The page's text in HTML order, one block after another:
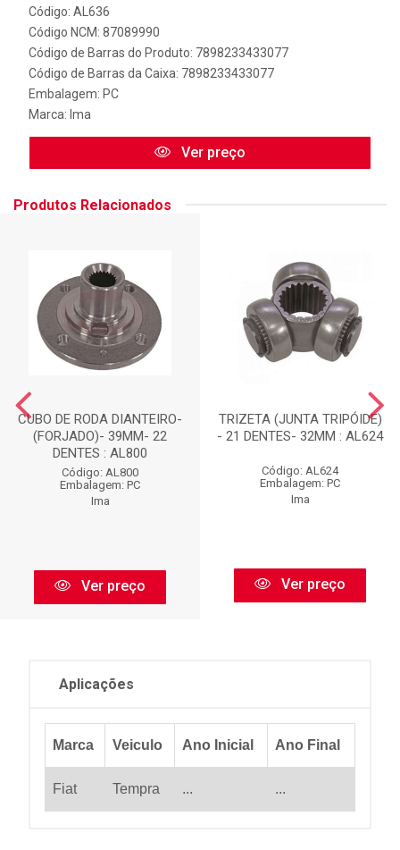
Código: AL636
Código NCM: 87089990
Código de Barras do Produto: 7898233433077
Código de Barras da Caixa: 7898233433077
Embalagem: PC
Marca: Ima
Ver preço
Produtos Relacionados
CUBO DE RODA DIANTEIRO-
(FORJADO)- 39MM- 22
DENTES : AL800
Código: AL800
Embalagem: PC
Ima
Ver preço
TRIZETA (JUNTA TRIPÓIDE)
- 21 DENTES- 32MM : AL624
Código: AL624
Embalagem: PC
Ima
Ver preço
Aplicações
Marca Veiculo Ano Inicial Ano Final
Fiat Tempra ... ...